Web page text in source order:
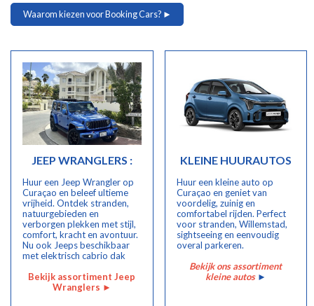
Waarom kiezen voor Booking Cars? ►
JEEP WRANGLERS :
Huur een Jeep Wrangler op
Curaçao en beleef ultieme
vrijheid. Ontdek stranden,
natuurgebieden en
verborgen plekken met stijl,
comfort, kracht en avontuur.
Nu ook Jeeps beschikbaar
met elektrisch cabrio dak
Bekijk assortiment Jeep
Wranglers ►
KLEINE HUURAUTOS
Huur een kleine auto op
Curaçao en geniet van
voordelig, zuinig en
comfortabel rijden. Perfect
voor stranden, Willemstad,
sightseeing en eenvoudig
overal parkeren.
Bekijk ons assortiment
kleine autos ►